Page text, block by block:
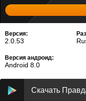
Версия:
2.0.53
Версия андроид:
Android 8.0
Скачать